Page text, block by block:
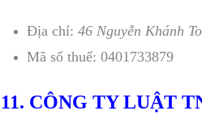
Địa chỉ: 46 Nguyễn Khánh
Mã số thuế: 0401733879
11. CÔNG TY LUẬT